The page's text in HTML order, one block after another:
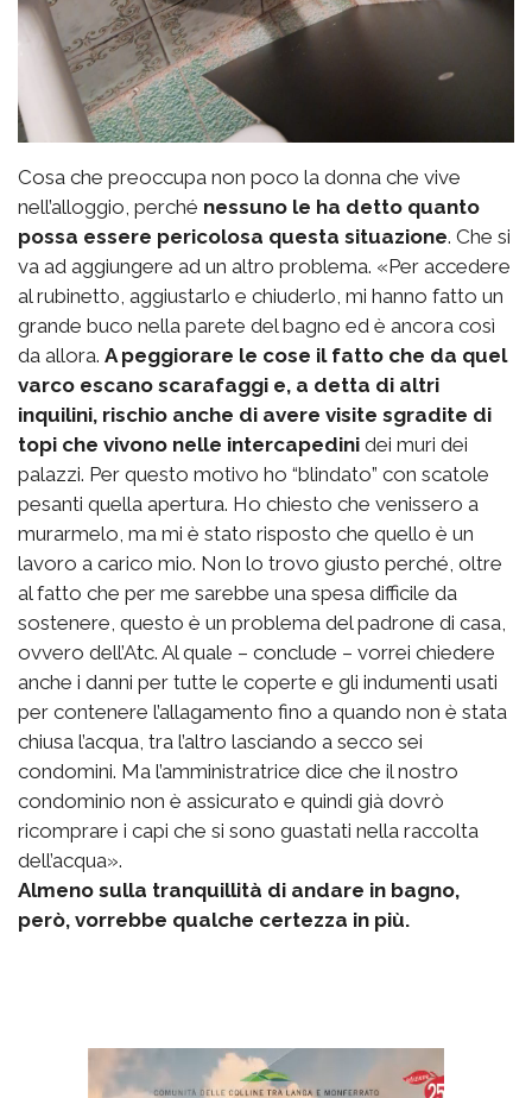
Cosa che preoccupa non poco la donna che vive
nell’alloggio, perché nessuno le ha detto quanto
possa essere pericolosa questa situazione. Che si
va ad aggiungere ad un altro problema. «Per accedere
al rubinetto, aggiustarlo e chiuderlo, mi hanno fatto un
grande buco nella parete del bagno ed è ancora così
da allora. A peggiorare le cose il fatto che da quel
varco escano scarafaggi e, a detta di altri
inquilini, rischio anche di avere visite sgradite di
topi che vivono nelle intercapedini dei muri dei
palazzi. Per questo motivo ho “blindato” con scatole
pesanti quella apertura. Ho chiesto che venissero a
murarmelo, ma mi è stato risposto che quello è un
lavoro a carico mio. Non lo trovo giusto perché, oltre
al fatto che per me sarebbe una spesa difficile da
sostenere, questo è un problema del padrone di casa,
ovvero dell’Atc. Al quale – conclude – vorrei chiedere
anche i danni per tutte le coperte e gli indumenti usati
per contenere l’allagamento fino a quando non è stata
chiusa l’acqua, tra l’altro lasciando a secco sei
condomini. Ma l’amministratrice dice che il nostro
condominio non è assicurato e quindi già dovrò
ricomprare i capi che si sono guastati nella raccolta
dell’acqua».
Almeno sulla tranquillità di andare in bagno,
però, vorrebbe qualche certezza in più.